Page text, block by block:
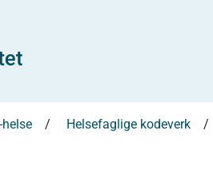
Helsefaglige kodeverk